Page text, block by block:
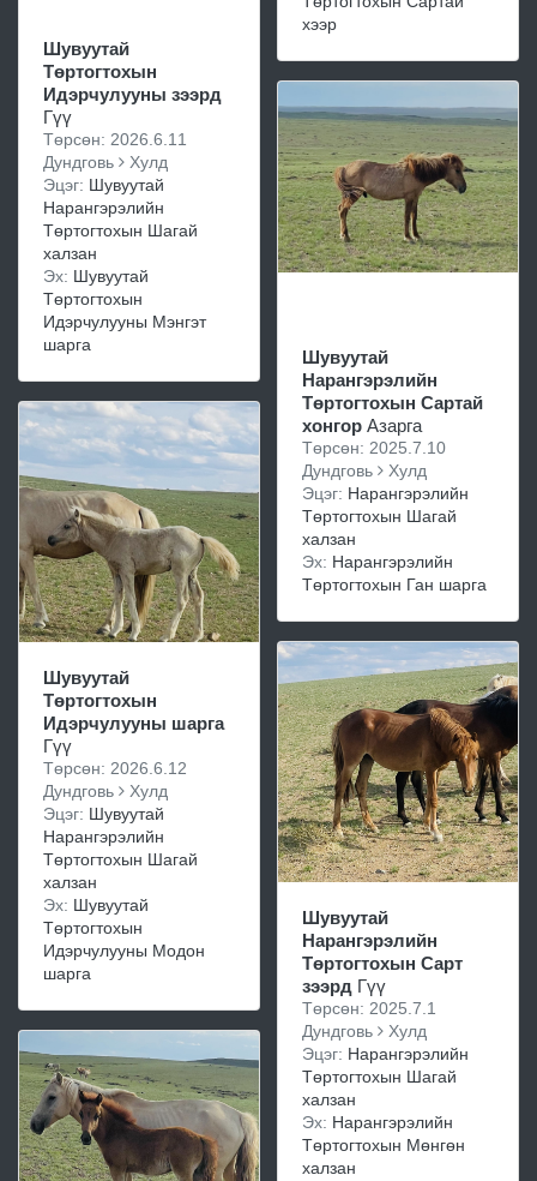
Шувуутай
Төртогтохын
Идэрчулууны зээрд
Гүү
Төрсөн: 2026.6.11
Дундговь
Хулд
Эцэг: Шувуутай
Нарангэрэлийн
Төртогтохын Шагай
халзан
Эх: Шувуутай
Төртогтохын
Идэрчулууны Мэнгэт
шарга
Шувуутай
Төртогтохын
Идэрчулууны шарга
Гүү
Төрсөн: 2026.6.12
Дундговь
Хулд
Эцэг: Шувуутай
Нарангэрэлийн
Төртогтохын Шагай
халзан
Эх: Шувуутай
Төртогтохын
Идэрчулууны Модон
шарга
хээр
Шувуутай
Нарангэрэлийн
Төртогтохын Сартай
хонгор Азарга
Төрсөн: 2025.7.10
Дундговь
Хулд
Эцэг: Нарангэрэлийн
Төртогтохын Шагай
халзан
Эх: Нарангэрэлийн
Төртогтохын Ган шарга
Шувуутай
Нарангэрэлийн
Төртогтохын Сарт
зээрд Гүү
Төрсөн: 2025.7.1
Дундговь
Хулд
Эцэг: Нарангэрэлийн
Төртогтохын Шагай
халзан
Эх: Нарангэрэлийн
Төртогтохын Мөнгөн
халзан